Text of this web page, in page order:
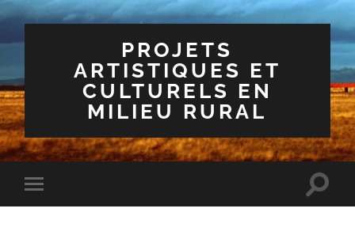
PROJETS
ARTISTIQUES ET
CULTURELS EN
MILIEU RURAL
Toggle
mobile
Toggle